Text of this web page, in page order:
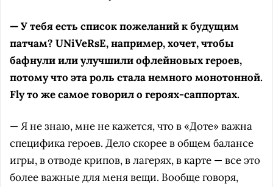
— У тебя есть список пожеланий к будущим
патчам? UNiVeRsE, например, хочет, чтобы
бафнули или улучшили офлейновых героев,
потому что эта роль стала немного монотонной.
Fly то же самое говорил о героях-саппортах.
— Я не знаю, мне не кажется, что в «Доте» важна
специфика героев. Дело скорее в общем балансе
игры, в отводе крипов, в лагерях, в карте — все это
более важные для меня вещи. Вообще говоря,